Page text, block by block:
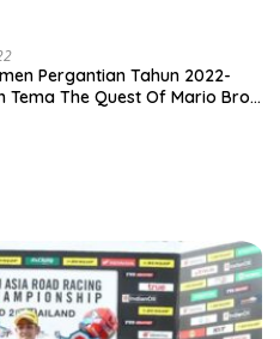
Pergantian Tahun 2022-
Tema The Quest Of Mario Bros